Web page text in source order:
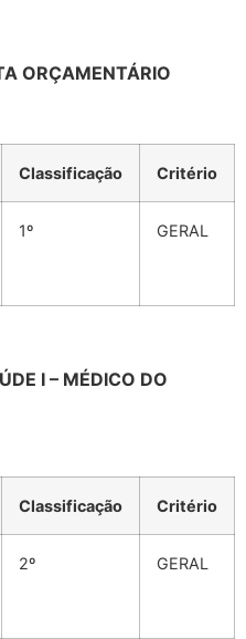
ORÇAMENTÁRIO
Classificação Critério
1º GERAL
I – MÉDICO DO
Classificação Critério
2º GERAL